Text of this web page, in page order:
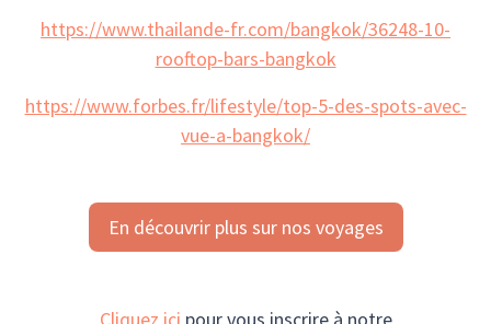
https://www.thailande-fr.com/bangkok/36248-10-
rooftop-bars-bangkok
https://www.forbes.fr/lifestyle/top-5-des-spots-avec-
vue-a-bangkok/
En découvrir plus sur nos voyages